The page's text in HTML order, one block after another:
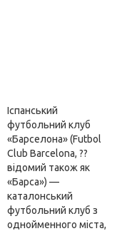
Іспанський
футбольний клуб
«Барселона» (Futbol
Club Barcelona, ??
відомий також як
«Барса») —
каталонський
футбольний клуб з
однойменного міста,